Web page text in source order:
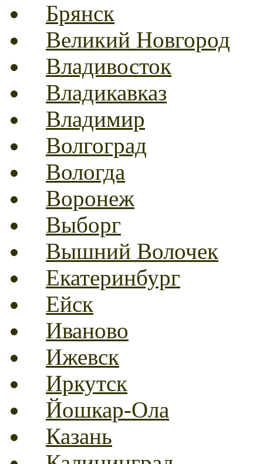
Брянск
Великий Новгород
Владивосток
Владикавказ
Владимир
Волгоград
Вологда
Воронеж
Выборг
Вышний Волочек
Екатеринбург
Ейск
Иваново
Ижевск
Иркутск
Йошкар-Ола
Казань